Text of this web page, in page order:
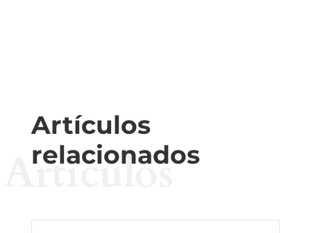
Artículos
relacionados
Artículos